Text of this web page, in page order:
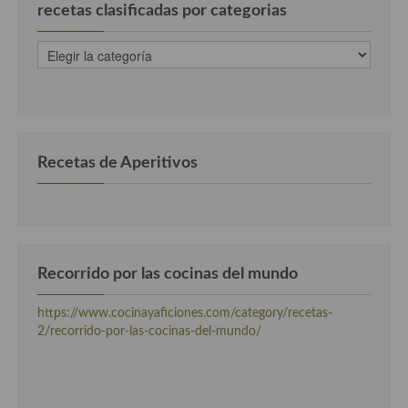
Cocina Luxemburgo
Cocina Polaca
Cocina Sueca
recetas clasificadas por categorias
recetas
clasificadas
Recetas de Aperitivos
Recorrido por las cocinas del mundo
https://www.cocinayaficiones.com/category/recetas-
2/recorrido-por-las-cocinas-del-mundo/